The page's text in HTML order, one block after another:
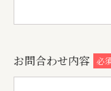
お問合わせ内容 必